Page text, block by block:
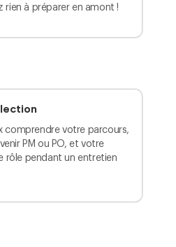
rien à préparer en amont !
comprendre votre parcours,
PM ou PO, et votre
rôle pendant un entretien